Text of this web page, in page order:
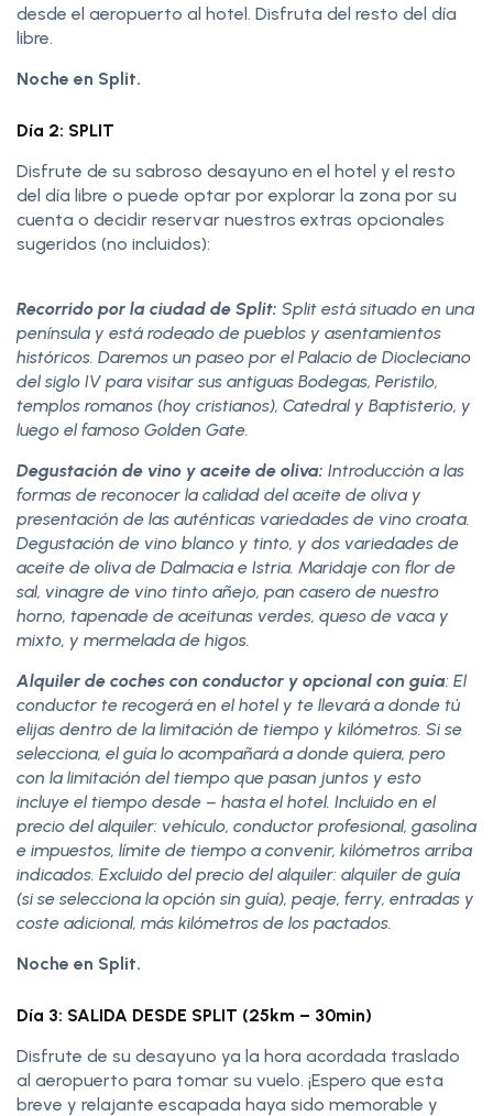
desde el aeropuerto al hotel. Disfruta del resto del día
libre.
Noche en Split.
Día 2: SPLIT
Disfrute de su sabroso desayuno en el hotel y el resto
del día libre o puede optar por explorar la zona por su
cuenta o decidir reservar nuestros extras opcionales
sugeridos (no incluidos):
Recorrido por la ciudad de Split: Split está situado en una
península y está rodeado de pueblos y asentamientos
históricos. Daremos un paseo por el Palacio de Diocleciano
del siglo IV para visitar sus antiguas Bodegas, Peristilo,
templos romanos (hoy cristianos), Catedral y Baptisterio, y
luego el famoso Golden Gate.
Degustación de vino y aceite de oliva: Introducción a las
formas de reconocer la calidad del aceite de oliva y
presentación de las auténticas variedades de vino croata.
Degustación de vino blanco y tinto, y dos variedades de
aceite de oliva de Dalmacia e Istria. Maridaje con flor de
sal, vinagre de vino tinto añejo, pan casero de nuestro
horno, tapenade de aceitunas verdes, queso de vaca y
mixto, y mermelada de higos.
Alquiler de coches con conductor y opcional con guía: El
conductor te recogerá en el hotel y te llevará a donde tú
elijas dentro de la limitación de tiempo y kilómetros. Si se
selecciona, el guía lo acompañará a donde quiera, pero
con la limitación del tiempo que pasan juntos y esto
incluye el tiempo desde – hasta el hotel. Incluido en el
precio del alquiler: vehículo, conductor profesional, gasolina
e impuestos, límite de tiempo a convenir, kilómetros arriba
indicados. Excluido del precio del alquiler: alquiler de guía
(si se selecciona la opción sin guía), peaje, ferry, entradas y
coste adicional, más kilómetros de los pactados.
Noche en Split.
Día 3: SALIDA DESDE SPLIT (25km – 30min)
Disfrute de su desayuno ya la hora acordada traslado
al aeropuerto para tomar su vuelo. ¡Espero que esta
breve y relajante escapada haya sido memorable y